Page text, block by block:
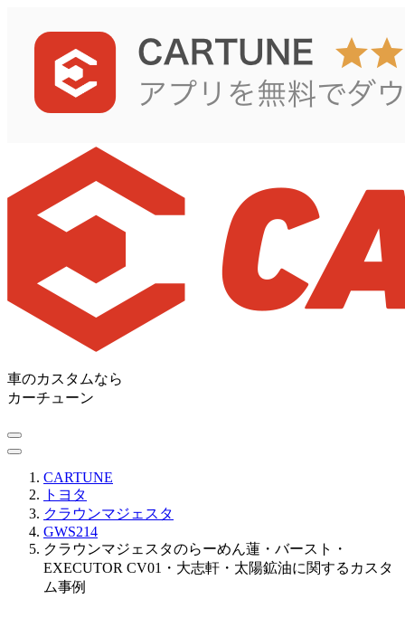
車のカスタムなら
カーチューン
CARTUNE
トヨタ
クラウンマジェスタ
GWS214
クラウンマジェスタのらーめん蓮・バースト・
EXECUTOR CV01・大志軒・太陽鉱油に関するカスタ
ム事例